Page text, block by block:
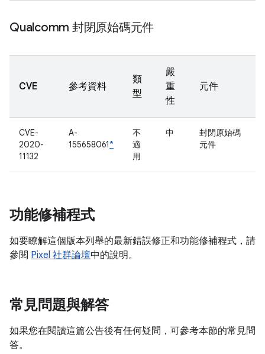
Qualcomm 封閉原始碼元件
CVE 參考資料
類
型
嚴
重
性
元件
CVE-
2020-
11132
A-
155658061*
不
適
用
中
封閉原始碼
元件
功能修補程式
如要瞭解這個版本列舉的最新錯誤修正和功能修補程式，請
參閱 Pixel 社群論壇中的說明。
常見問題與解答
如果您在閱讀這篇公告後有任何疑問，可參考本節的常見問
答。